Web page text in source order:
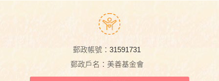
郵政帳號：31591731
郵政戶名：美善基金會